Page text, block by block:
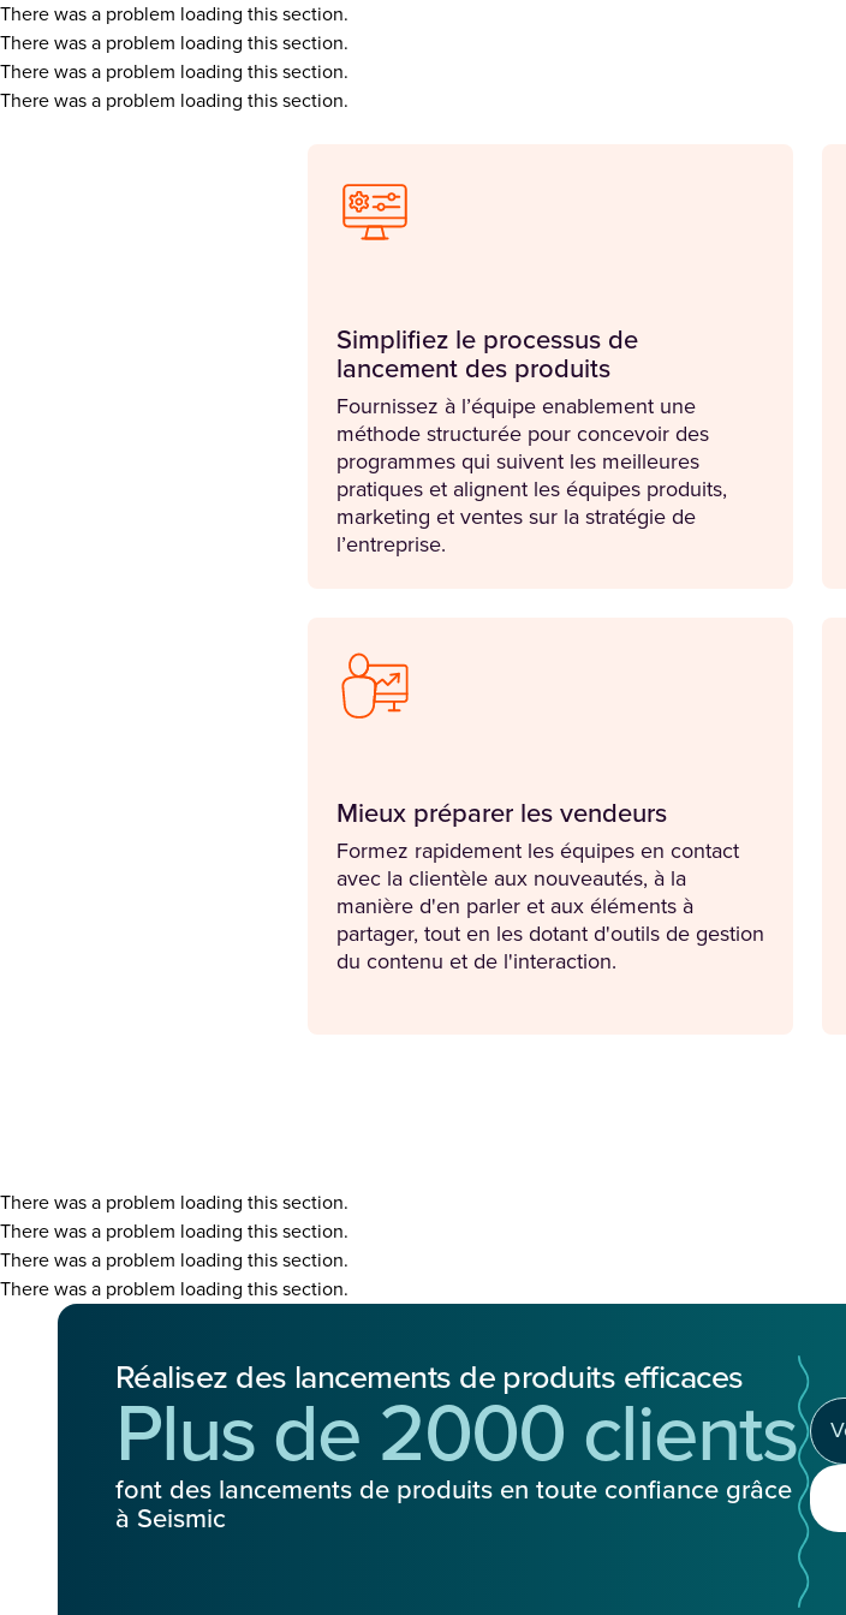
There was a problem loading this section.
There was a problem loading this section.
There was a problem loading this section.
There was a problem loading this section.
Simplifiez le processus de
lancement des produits
Fournissez à l’équipe enablement une
méthode structurée pour concevoir des
programmes qui suivent les meilleures
pratiques et alignent les équipes produits,
marketing et ventes sur la stratégie de
l’entreprise.
Mieux préparer les vendeurs
Formez rapidement les équipes en contact
avec la clientèle aux nouveautés, à la
manière d'en parler et aux éléments à
partager, tout en les dotant d'outils de gestion
du contenu et de l'interaction.
There was a problem loading this section.
There was a problem loading this section.
There was a problem loading this section.
There was a problem loading this section.
Réalisez des lancements de produits efficaces
Plus de 2000 clients
font des lancements de produits en toute confiance grâce
à Seismic